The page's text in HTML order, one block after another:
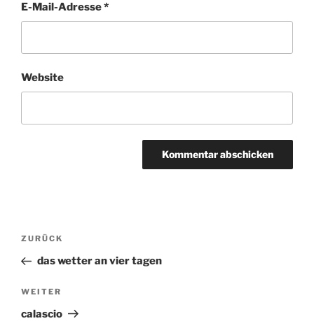
E-Mail-Adresse*
Website
Beitragsnavigation
Vorheriger
Beitrag
ZURÜCK
das wetter an vier tagen
Nächster
Beitrag
WEITER
calascio